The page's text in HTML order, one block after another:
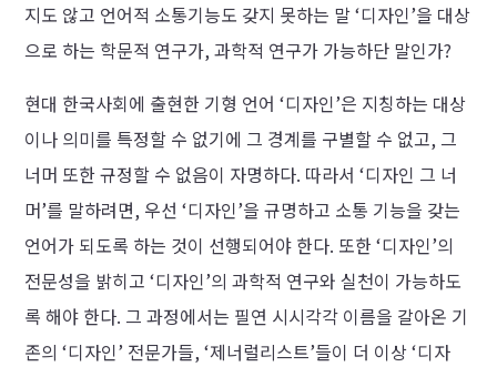
지도 않고 언어적 소통기능도 갖지 못하는 말 ‘디자인’을 대상
으로 하는 학문적 연구가, 과학적 연구가 가능하단 말인가?
현대 한국사회에 출현한 기형 언어 ‘디자인’은 지칭하는 대상
이나 의미를 특정할 수 없기에 그 경계를 구별할 수 없고, 그
너머 또한 규정할 수 없음이 자명하다. 따라서 ‘디자인 그 너
머’를 말하려면, 우선 ‘디자인’을 규명하고 소통 기능을 갖는
언어가 되도록 하는 것이 선행되어야 한다. 또한 ‘디자인’의
전문성을 밝히고 ‘디자인’의 과학적 연구와 실천이 가능하도
록 해야 한다. 그 과정에서는 필연 시시각각 이름을 갈아온 기
존의 ‘디자인’ 전문가들, ‘제너럴리스트’들이 더 이상 ‘디자